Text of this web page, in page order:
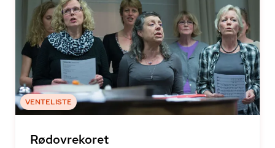
VENTELISTE
Rødovrekoret